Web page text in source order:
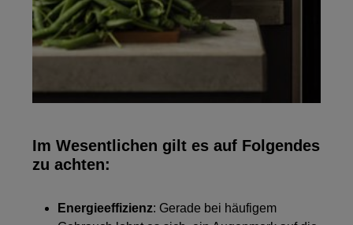
Im Wesentlichen gilt es auf Folgendes
zu achten:
Energieeffizienz: Gerade bei häufigem